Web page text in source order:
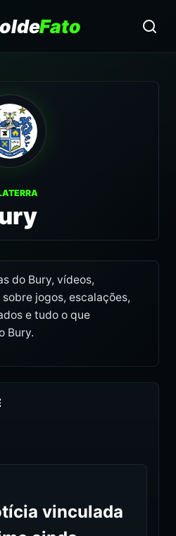
Fato
do Bury, vídeos,
jogos, escalações,
e tudo o que
Bury.
vinculada